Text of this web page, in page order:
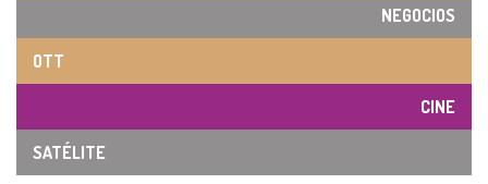
NEGOCIOS
OTT
CINE
SATÉLITE